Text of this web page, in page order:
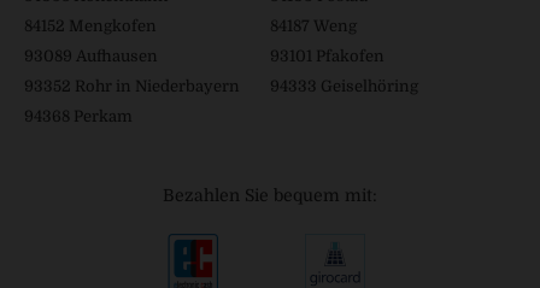
84152 Mengkofen
84187 Weng
93089 Aufhausen
93101 Pfakofen
93352 Rohr in Niederbayern
94333 Geiselhöring
94368 Perkam
Bezahlen Sie bequem mit: